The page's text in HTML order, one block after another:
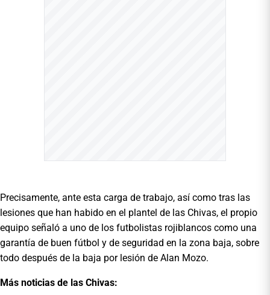
Precisamente, ante esta carga de trabajo, así como tras las
lesiones que han habido en el plantel de las Chivas, el propio
equipo señaló a uno de los futbolistas rojiblancos como una
garantía de buen fútbol y de seguridad en la zona baja, sobre
todo después de la baja por lesión de Alan Mozo.
Más noticias de las Chivas: